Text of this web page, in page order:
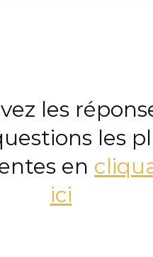
les
les
en
ici